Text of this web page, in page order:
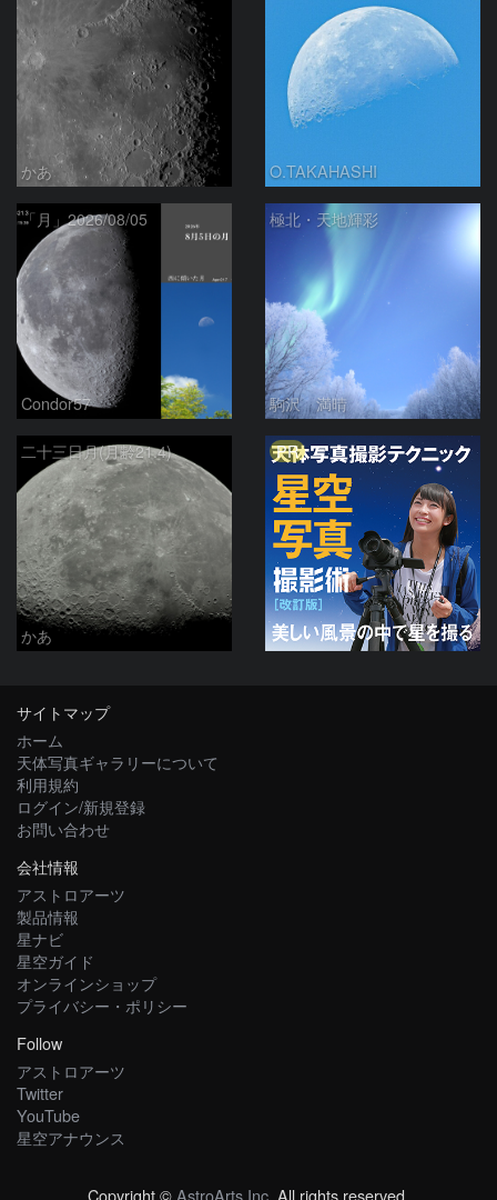
かあ O.TAKAHASHI
「月」2026/08/05
Condor57
極北・天地輝彩
駒沢 満晴
二十三日月(月齢21.4)
かあ
PR
サイトマップ
ホーム
天体写真ギャラリーについて
利用規約
ログイン/新規登録
お問い合わせ
会社情報
アストロアーツ
製品情報
星ナビ
星空ガイド
オンラインショップ
プライバシー・ポリシー
Follow
アストロアーツ
Twitter
YouTube
星空アナウンス
Copyright © AstroArts Inc . All rights reserved.